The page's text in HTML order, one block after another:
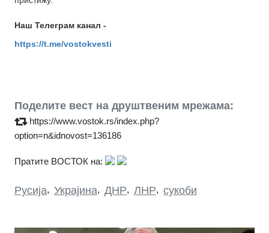
Наш Телеграм канал -
https://t.me/vostokvesti
Поделите вест на друштвеним мрежама:
https://www.vostok.rs/index.php?
option=n&idnovost=136186
Пратите ВОСТОК на:
Русија, Украјина, ДНР, ЛНР, сукоби